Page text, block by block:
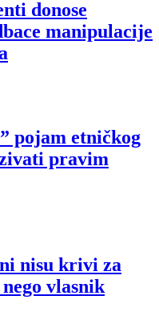
donose
manipulacije
pojam etničkog
pravim
nisu krivi za
vlasnik